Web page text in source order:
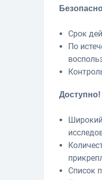
Срок
По
Доступно!
Список